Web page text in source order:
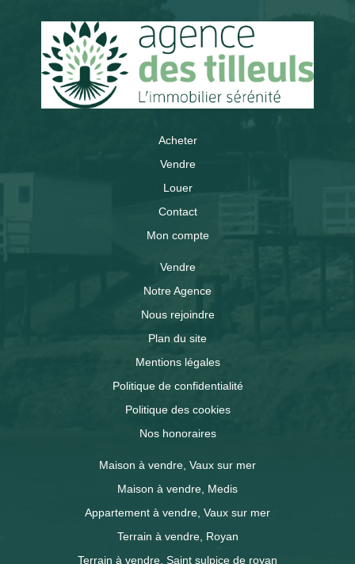
Acheter
Vendre
Louer
Contact
Mon compte
Vendre
Notre Agence
Nous rejoindre
Plan du site
Mentions légales
Politique de confidentialité
Politique des cookies
Nos honoraires
Maison à vendre, Vaux sur mer
Maison à vendre, Medis
Appartement à vendre, Vaux sur mer
Terrain à vendre, Royan
Terrain à vendre, Saint sulpice de royan